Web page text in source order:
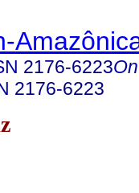
2176-6223
2176-6223